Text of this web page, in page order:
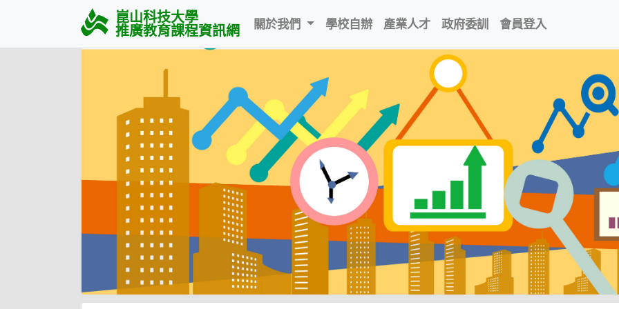
崑山科技大學
推廣教育課程資訊網 關於我們 學校自辦 產業人才 政府委訓 會員登入